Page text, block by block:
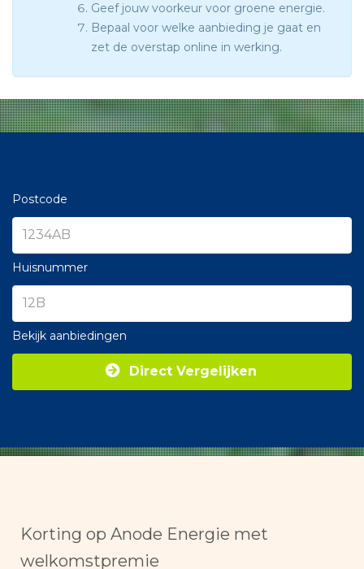
Geef jouw voorkeur voor groene energie.
Bepaal voor welke aanbieding je gaat en
zet de overstap online in werking.
Postcode
Huisnummer
Bekijk aanbiedingen
Direct Vergelijken
Korting op Anode Energie met
welkomstpremie